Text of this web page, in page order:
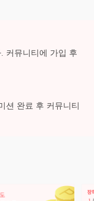
커뮤니티에 가입 후
션 완료 후 커뮤니티